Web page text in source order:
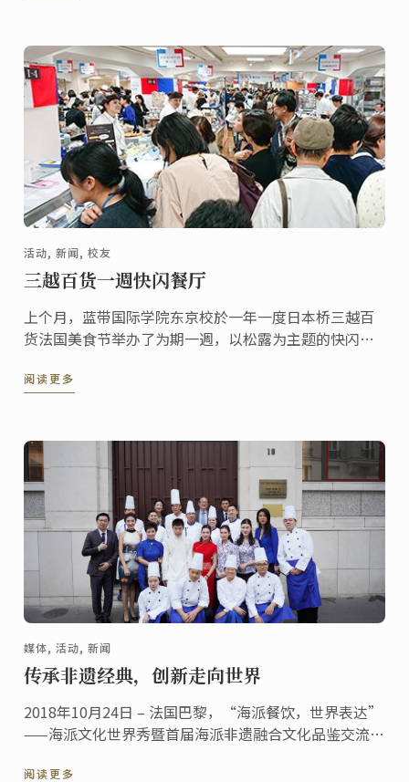
活动, 新闻, 校友
三越百货一週快闪餐厅
上个月，蓝带国际学院东京校於一年一度日本桥三越百
货法国美食节举办了为期一週，以松露为主题的快闪餐
阅读更多
媒体, 活动, 新闻
传承非遗经典，创新走向世界
2018年10月24日 – 法国巴黎，“海派餐饮，世界表达”
——海派文化世界秀暨首届海派非遗融合文化品鉴交流会
手上海市商贸旅游学校、上海市烹饪协会、上海市非物
阅读更多